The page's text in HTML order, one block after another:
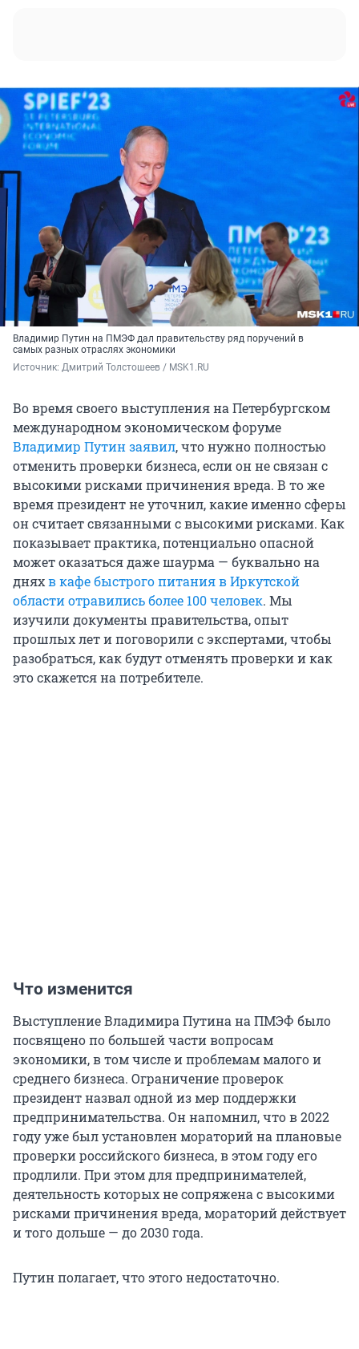
Владимир Путин на ПМЭФ дал правительству ряд поручений в
самых разных отраслях экономики
Источник: Дмитрий Толстошеев / MSK1.RU
Во время своего выступления на Петербургском
международном экономическом форуме
Владимир Путин заявил, что нужно полностью
отменить проверки бизнеса, если он не связан с
высокими рисками причинения вреда. В то же
время президент не уточнил, какие именно сферы
он считает связанными с высокими рисками. Как
показывает практика, потенциально опасной
может оказаться даже шаурма — буквально на
дняхв кафе быстрого питания в Иркутской
области отравились более 100 человек. Мы
изучили документы правительства, опыт
прошлых лет и поговорили с экспертами, чтобы
разобраться, как будут отменять проверки и как
это скажется на потребителе.
Что изменится
Выступление Владимира Путина на ПМЭФ было
посвящено по большей части вопросам
экономики, в том числе и проблемам малого и
среднего бизнеса. Ограничение проверок
президент назвал одной из мер поддержки
предпринимательства. Он напомнил, что в 2022
году уже был установлен мораторий на плановые
проверки российского бизнеса, в этом году его
продлили. При этом для предпринимателей,
деятельность которых не сопряжена с высокими
рисками причинения вреда, мораторий действует
и того дольше — до 2030 года.
Путин полагает, что этого недостаточно.